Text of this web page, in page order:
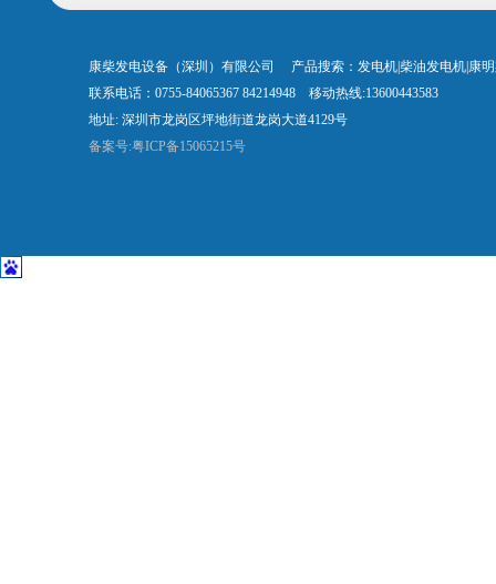
康柴发电设备（深圳）有限公司 产品搜索：发电机|柴油发电机|康
联系电话：0755-84065367 84214948 移动热线:13600443583
地址: 深圳市龙岗区坪地街道龙岗大道4129号
备案号:粤ICP备15065215号